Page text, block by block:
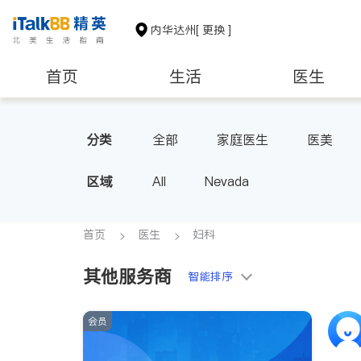
内华达州[ 更换 ]
首页 生活 医生
分类 全部 家庭医生 医美
区域 All Nevada
首页 医生 妇科
其他服务商 智能排序
会员